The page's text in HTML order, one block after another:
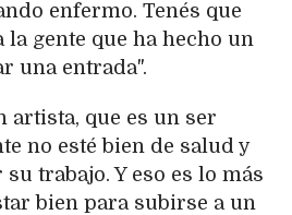
enfermo. Tenés que
gente que ha hecho un
una entrada".
artista, que es un ser
no esté bien de salud y
trabajo. Y eso es lo más
bien para subirse a un